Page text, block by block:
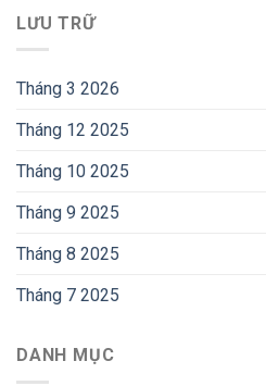
LƯU TRỮ
Tháng 3 2026
Tháng 12 2025
Tháng 10 2025
Tháng 9 2025
Tháng 8 2025
Tháng 7 2025
DANH MỤC